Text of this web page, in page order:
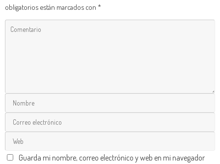
obligatorios están marcados con *
Guarda mi nombre, correo electrónico y web en mi navegador